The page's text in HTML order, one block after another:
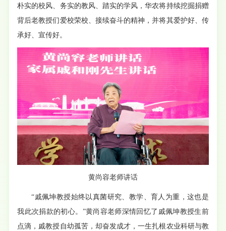
朴实的校风、务实的教风、踏实的学风，华农将持续挖掘捐赠
背后老教授们爱校荣校、接续奋斗的精神，并将其爱护好、传
承好、宣传好。
黄尚容老师讲话
“戚佩坤教授始终以真菌研究、教学、育人为重，这也是
我此次捐款的初心。”黄尚容老师深情回忆了戚佩坤教授生前
点滴，戚教授自幼孤苦，却奋发成才，一生扎根农业科研与教